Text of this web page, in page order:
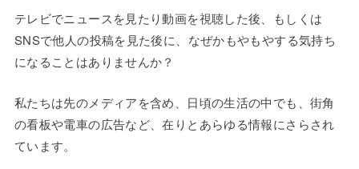
テレビでニュースを見たり動画を視聴した後、もしくは
SNSで他人の投稿を見た後に、なぜかもやもやする気持ち
になることはありませんか？
私たちは先のメディアを含め、日頃の生活の中でも、街角
の看板や電車の広告など、在りとあらゆる情報にさらされ
ています。